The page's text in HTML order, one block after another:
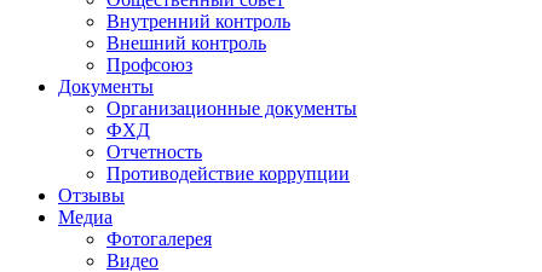
Внутренний контроль
Внешний контроль
Профсоюз
Документы
Организационные документы
ФХД
Отчетность
Противодействие коррупции
Отзывы
Медиа
Фотогалерея
Видео